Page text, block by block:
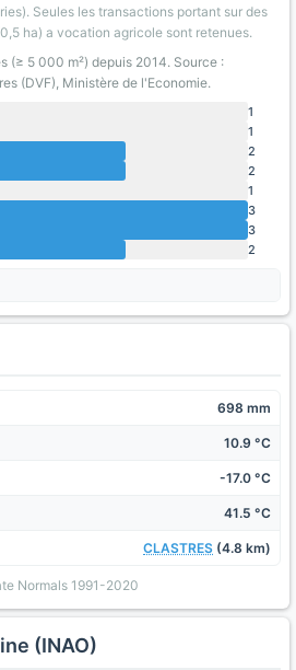
Seules les transactions portant sur des
ha) a vocation agricole sont retenues.
(≥ 5 000 m²) depuis 2014. Source :
(DVF), Ministère de l'Economie.
1
1
2
2
1
3
3
2
698 mm
10.9 °C
-17.0 °C
41.5 °C
CLASTRES (4.8 km)
Normals 1991-2020
(INAO)